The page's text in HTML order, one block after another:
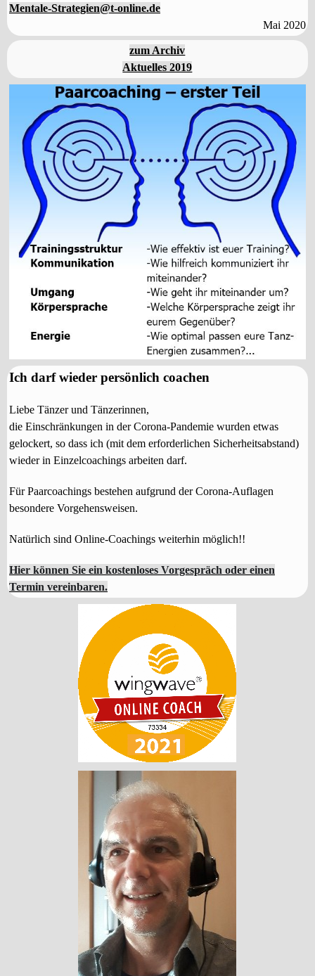
Mentale-Strategien@t-online.de
Mai 2020
zum Archiv
Aktuelles 2019
Ich darf wieder persönlich coachen
Liebe Tänzer und Tänzerinnen,
die Einschränkungen in der Corona-Pandemie wurden etwas
gelockert, so dass ich (mit dem erforderlichen Sicherheitsabstand)
wieder in Einzelcoachings arbeiten darf.
Für Paarcoachings bestehen aufgrund der Corona-Auflagen
besondere Vorgehensweisen.
Natürlich sind Online-Coachings weiterhin möglich!!
Hier können Sie ein kostenloses Vorgespräch oder einen
Termin vereinbaren.